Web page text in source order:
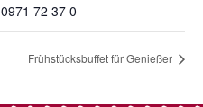
0971 72 37 0
Frühstücksbuffet für Genießer